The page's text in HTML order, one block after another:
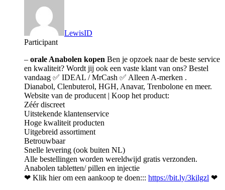
LewisID
Participant
– orale Anabolen kopen Ben je opzoek naar de beste service
en kwaliteit? Wordt jij ook een vaste klant van ons? Bestel
vandaag ✅ IDEAL / MrCash ✅ Alleen A-merken .
Dianabol, Clenbuterol, HGH, Anavar, Trenbolone en meer.
Website van de producent | Koop het product:
Zéér discreet
Uitstekende klantenservice
Hoge kwaliteit producten
Uitgebreid assortiment
Betrouwbaar
Snelle levering (ook buiten NL)
Alle bestellingen worden wereldwijd gratis verzonden.
Anabolen tabletten/ pillen en injectie
❤ Klik hier om een aankoop te doen::: https://bit.ly/3kilgzl ❤